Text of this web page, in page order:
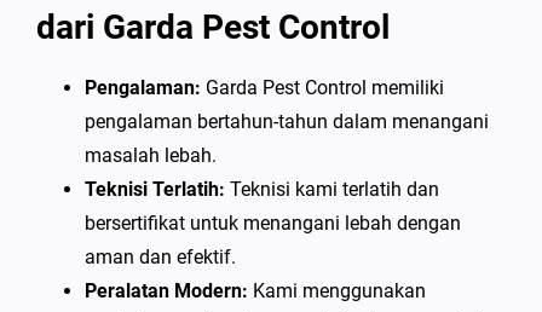
dari Garda Pest Control
Pengalaman: Garda Pest Control memiliki
pengalaman bertahun-tahun dalam menangani
masalah lebah.
Teknisi Terlatih: Teknisi kami terlatih dan
bersertifikat untuk menangani lebah dengan
aman dan efektif.
Peralatan Modern: Kami menggunakan